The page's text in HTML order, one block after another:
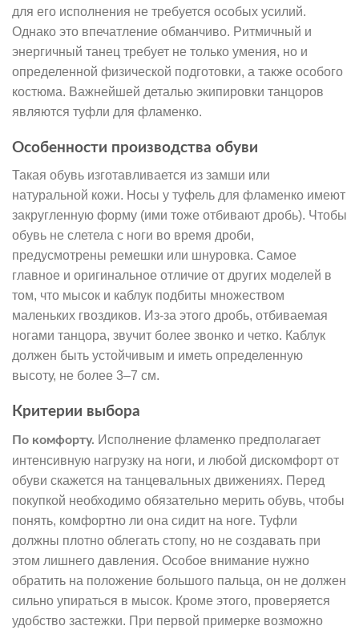
для его исполнения не требуется особых усилий.
Однако это впечатление обманчиво. Ритмичный и
энергичный танец требует не только умения, но и
определенной физической подготовки, а также особого
костюма. Важнейшей деталью экипировки танцоров
являются туфли для фламенко.
Особенности производства обуви
Такая обувь изготавливается из замши или
натуральной кожи. Носы у туфель для фламенко имеют
закругленную форму (ими тоже отбивают дробь). Чтобы
обувь не слетела с ноги во время дроби,
предусмотрены ремешки или шнуровка. Самое
главное и оригинальное отличие от других моделей в
том, что мысок и каблук подбиты множеством
маленьких гвоздиков. Из-за этого дробь, отбиваемая
ногами танцора, звучит более звонко и четко. Каблук
должен быть устойчивым и иметь определенную
высоту, не более 3–7 см.
Критерии выбора
По комфорту. Исполнение фламенко предполагает
интенсивную нагрузку на ноги, и любой дискомфорт от
обуви скажется на танцевальных движениях. Перед
покупкой необходимо обязательно мерить обувь, чтобы
понять, комфортно ли она сидит на ноге. Туфли
должны плотно облегать стопу, но не создавать при
этом лишнего давления. Особое внимание нужно
обратить на положение большого пальца, он не должен
сильно упираться в мысок. Кроме этого, проверяется
удобство застежки. При первой примерке возможно